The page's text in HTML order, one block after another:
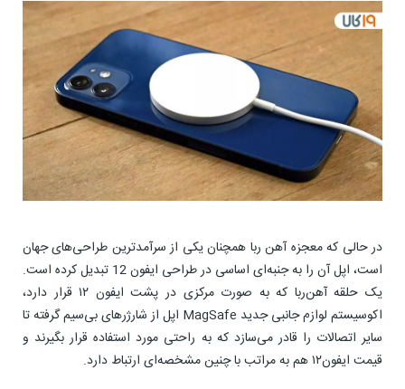
در حالی که معجزه آهن ربا همچنان یکی از سرآمدترین طراحی‌های جهان
است، اپل آن را به جنبه‌ای اساسی در طراحی ایفون 12 تبدیل کرده است.
یک حلقه آهن‌ربا که به صورت مرکزی در پشت ايفون ١٢ قرار دارد،
اکوسیستم لوازم جانبی جدید MagSafe اپل از شارژرهای بی‌سیم گرفته تا
سایر اتصالات را قادر می‌سازد که به راحتی مورد استفاده قرار بگیرند و
قیمت ایفون۱۲ هم به مراتب با چنین مشخصه‌ای ارتباط دارد.